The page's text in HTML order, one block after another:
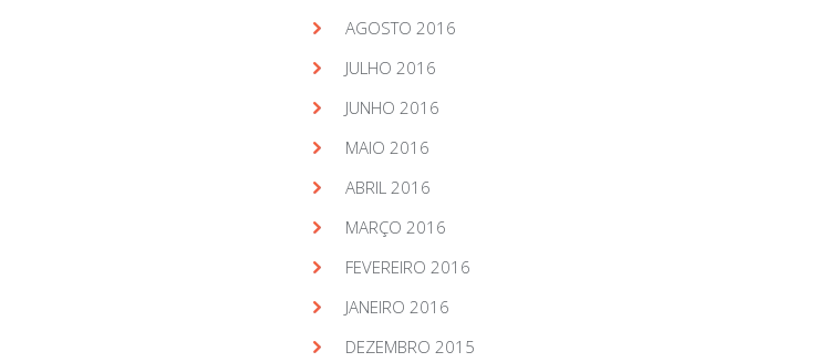
AGOSTO 2016
JULHO 2016
JUNHO 2016
MAIO 2016
ABRIL 2016
MARÇO 2016
FEVEREIRO 2016
JANEIRO 2016
DEZEMBRO 2015